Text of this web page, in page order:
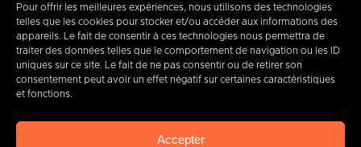
Pour offrir les meilleures expériences, nous utilisons des technologies
telles que les cookies pour stocker et/ou accéder aux informations des
appareils. Le fait de consentir à ces technologies nous permettra de
traiter des données telles que le comportement de navigation ou les ID
uniques sur ce site. Le fait de ne pas consentir ou de retirer son
consentement peut avoir un effet négatif sur certaines caractéristiques
et fonctions.
Accepter
+32 (0) 65 39 95 70
info@imbc.be